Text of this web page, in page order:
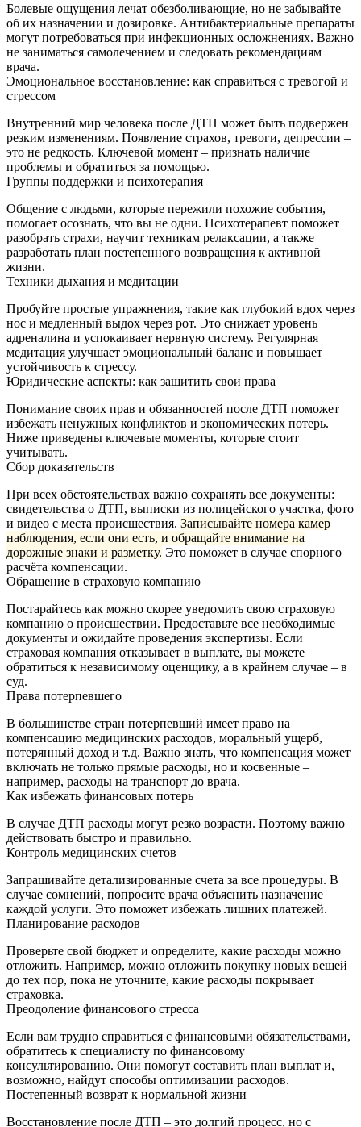
Болевые ощущения лечат обезболивающие, но не забывайте
об их назначении и дозировке. Антибактериальные препараты
могут потребоваться при инфекционных осложнениях. Важно
не заниматься самолечением и следовать рекомендациям
врача.
Эмоциональное восстановление: как справиться с тревогой и
стрессом
Внутренний мир человека после ДТП может быть подвержен
резким изменениям. Появление страхов, тревоги, депрессии –
это не редкость. Ключевой момент – признать наличие
проблемы и обратиться за помощью.
Группы поддержки и психотерапия
Общение с людьми, которые пережили похожие события,
помогает осознать, что вы не одни. Психотерапевт поможет
разобрать страхи, научит техникам релаксации, а также
разработать план постепенного возвращения к активной
жизни.
Техники дыхания и медитации
Пробуйте простые упражнения, такие как глубокий вдох через
нос и медленный выдох через рот. Это снижает уровень
адреналина и успокаивает нервную систему. Регулярная
медитация улучшает эмоциональный баланс и повышает
устойчивость к стрессу.
Юридические аспекты: как защитить свои права
Понимание своих прав и обязанностей после ДТП поможет
избежать ненужных конфликтов и экономических потерь.
Ниже приведены ключевые моменты, которые стоит
учитывать.
Сбор доказательств
При всех обстоятельствах важно сохранять все документы:
свидетельства о ДТП, выписки из полицейского участка, фото
и видео с места происшествия. Записывайте номера камер
наблюдения, если они есть, и обращайте внимание на
дорожные знаки и разметку. Это поможет в случае спорного
расчёта компенсации.
Обращение в страховую компанию
Постарайтесь как можно скорее уведомить свою страховую
компанию о происшествии. Предоставьте все необходимые
документы и ожидайте проведения экспертизы. Если
страховая компания отказывает в выплате, вы можете
обратиться к независимому оценщику, а в крайнем случае – в
суд.
Права потерпевшего
В большинстве стран потерпевший имеет право на
компенсацию медицинских расходов, моральный ущерб,
потерянный доход и т.д. Важно знать, что компенсация может
включать не только прямые расходы, но и косвенные –
например, расходы на транспорт до врача.
Как избежать финансовых потерь
В случае ДТП расходы могут резко возрасти. Поэтому важно
действовать быстро и правильно.
Контроль медицинских счетов
Запрашивайте детализированные счета за все процедуры. В
случае сомнений, попросите врача объяснить назначение
каждой услуги. Это поможет избежать лишних платежей.
Планирование расходов
Проверьте свой бюджет и определите, какие расходы можно
отложить. Например, можно отложить покупку новых вещей
до тех пор, пока не уточните, какие расходы покрывает
страховка.
Преодоление финансового стресса
Если вам трудно справиться с финансовыми обязательствами,
обратитесь к специалисту по финансовому
консультированию. Они помогут составить план выплат и,
возможно, найдут способы оптимизации расходов.
Постепенный возврат к нормальной жизни
Восстановление после ДТП – это долгий процесс, но с